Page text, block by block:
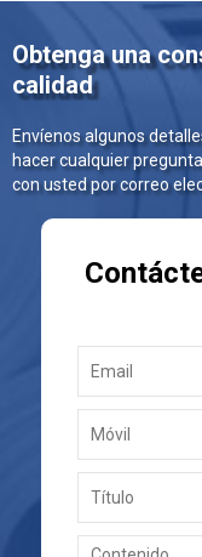
Obtenga una
calidad
Envíenos algunos
hacer cualquier
con usted por correo